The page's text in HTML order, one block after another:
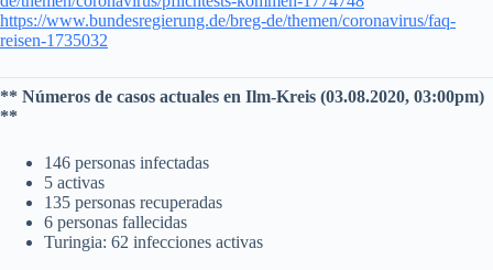
https://www.bundesregierung.de/breg-de/themen/coronavirus/faq-
reisen-1735032
** Números de casos actuales en Ilm-Kreis (03.08.2020, 03:00pm)
**
146 personas infectadas
5 activas
135 personas recuperadas
6 personas fallecidas
Turingia: 62 infecciones activas